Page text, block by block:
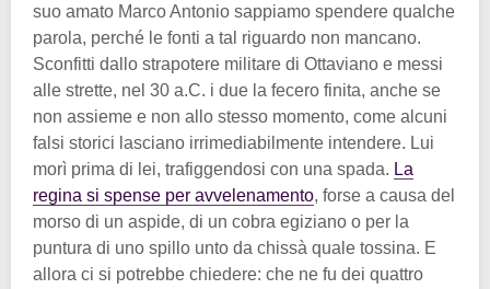
suo amato Marco Antonio sappiamo spendere qualche
parola, perché le fonti a tal riguardo non mancano.
Sconfitti dallo strapotere militare di Ottaviano e messi
alle strette, nel 30 a.C. i due la fecero finita, anche se
non assieme e non allo stesso momento, come alcuni
falsi storici lasciano irrimediabilmente intendere. Lui
morì prima di lei, trafiggendosi con una spada. La
regina si spense per avvelenamento, forse a causa del
morso di un aspide, di un cobra egiziano o per la
puntura di uno spillo unto da chissà quale tossina. E
allora ci si potrebbe chiedere: che ne fu dei quattro